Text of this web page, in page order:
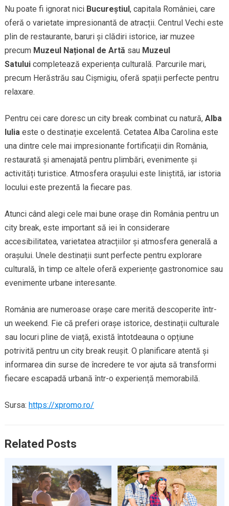
Nu poate fi ignorat nici Bucureștiul, capitala României, care
oferă o varietate impresionantă de atracții. Centrul Vechi este
plin de restaurante, baruri și clădiri istorice, iar muzee
precum Muzeul Național de Artă sau Muzeul
Satuluicompletează experiența culturală. Parcurile mari,
precum Herăstrău sau Cișmigiu, oferă spații perfecte pentru
relaxare.
Pentru cei care doresc un city break combinat cu natură, Alba
Iulia este o destinație excelentă. Cetatea Alba Carolina este
una dintre cele mai impresionante fortificații din România,
restaurată și amenajată pentru plimbări, evenimente și
activități turistice. Atmosfera orașului este liniștită, iar istoria
locului este prezentă la fiecare pas.
Atunci când alegi cele mai bune orașe din România pentru un
city break, este important să iei în considerare
accesibilitatea, varietatea atracțiilor și atmosfera generală a
orașului. Unele destinații sunt perfecte pentru explorare
culturală, în timp ce altele oferă experiențe gastronomice sau
evenimente urbane interesante.
România are numeroase orașe care merită descoperite într-
un weekend. Fie că preferi orașe istorice, destinații culturale
sau locuri pline de viață, există întotdeauna o opțiune
potrivită pentru un city break reușit. O planificare atentă și
informarea din surse de încredere te vor ajuta să transformi
fiecare escapadă urbană într-o experiență memorabilă.
Sursa: https://xpromo.ro/
Related Posts